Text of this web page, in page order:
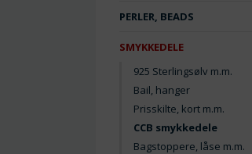
PERLER, BEADS
SMYKKEDELE
925 Sterlingsølv m.m.
Bail, hanger
Prisskilte, kort m.m.
CCB smykkedele
Bagstoppere, låse m.m.